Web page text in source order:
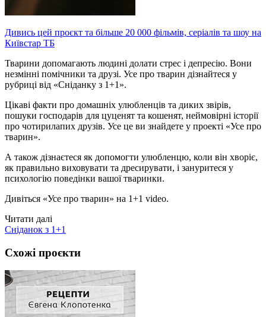
Дивись цей проєкт та більше 20 000 фільмів, серіалів та шоу на
Київстар ТБ
Тварини допомагають людині долати стрес і депресію. Вони
незмінні помічники та друзі. Усе про тварин дізнайтеся у
рубриці від «Сніданку з 1+1».
Цікаві факти про домашніх улюбленців та диких звірів,
пошуки господарів для цуценят та кошенят, неймовірні історії
про чотирилапих друзів. Усе це ви знайдете у проекті «Усе про
тварин».
А також дізнаєтеся як допомогти улюбленцю, коли він хворіє,
як правильно виховувати та дресирувати, і зануритеся у
психологію поведінки вашої тваринки.
Дивіться «Усе про тварин» на 1+1 video.
Читати далі
Сніданок з 1+1
Схожі проєкти